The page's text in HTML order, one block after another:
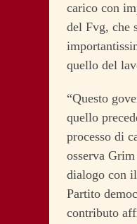
carico con
del Fvg, che
quello del
“Questo
quello
processo di
osserva
dialogo con
Partito
contributo